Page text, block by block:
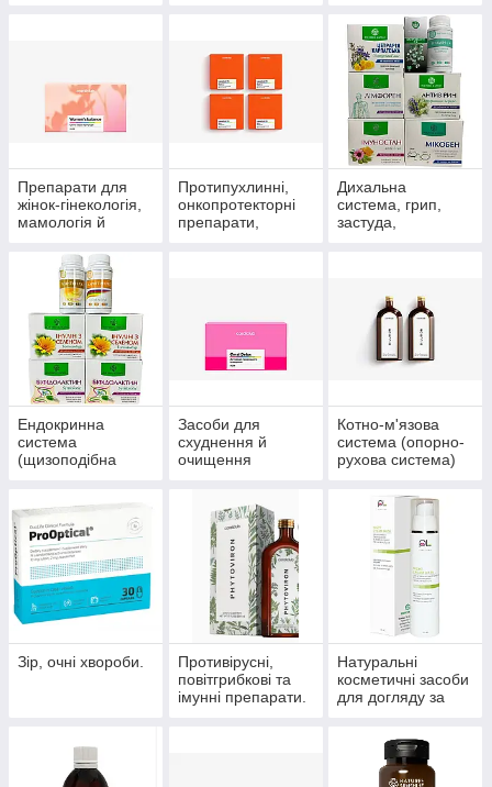
прийняття ванн.
чоловічого
здоров'я
Препарати для
жінок-гінекологія,
мамологія й
Протипухлинні,
онкопротекторні
препарати,
Дихальна
система, грип,
застуда,
Ендокринна
система
(щизоподібна
Засоби для
схуднення й
очищення
Котно-м'язова
система (опорно-
рухова система)
Зір, очні хвороби.
Противірусні,
повітгрибкові та
імунні препарати.
Натуральні
косметичні засоби
для догляду за